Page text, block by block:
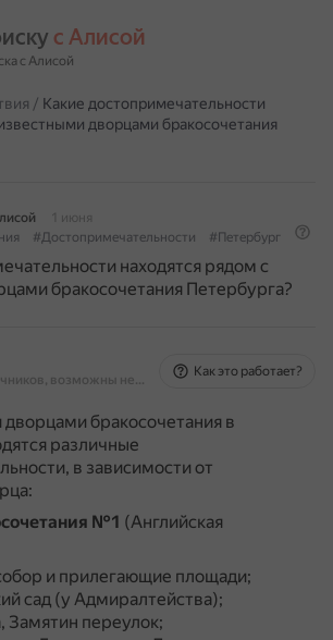
с Алисой
с Алисой
/ Какие достопримечательности
дворцами бракосочетания
1 июня
#Достопримечательности #Петербург
находятся рядом с
бракосочетания Петербурга?
На основе источников, возможны неточности
Как это работает?
бракосочетания в
различные
в зависимости от
№1 (Английская
и прилегающие площади;
сад (у Адмиралтейства);
Замятин переулок;